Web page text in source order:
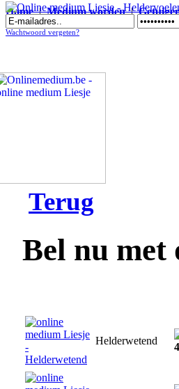
Home|Medium worden|
Online medium Liesje - Heldervoelend
Wachtwoord vergeten?
Terug
Bel nu met
Helderwetend